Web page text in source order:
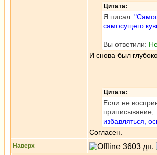
Цитата:
Я писал:
самосущего
Вы ответили:
И снова был
Цитата:
Если не
приписывание,
избавляться,
Согласен.
Наверх